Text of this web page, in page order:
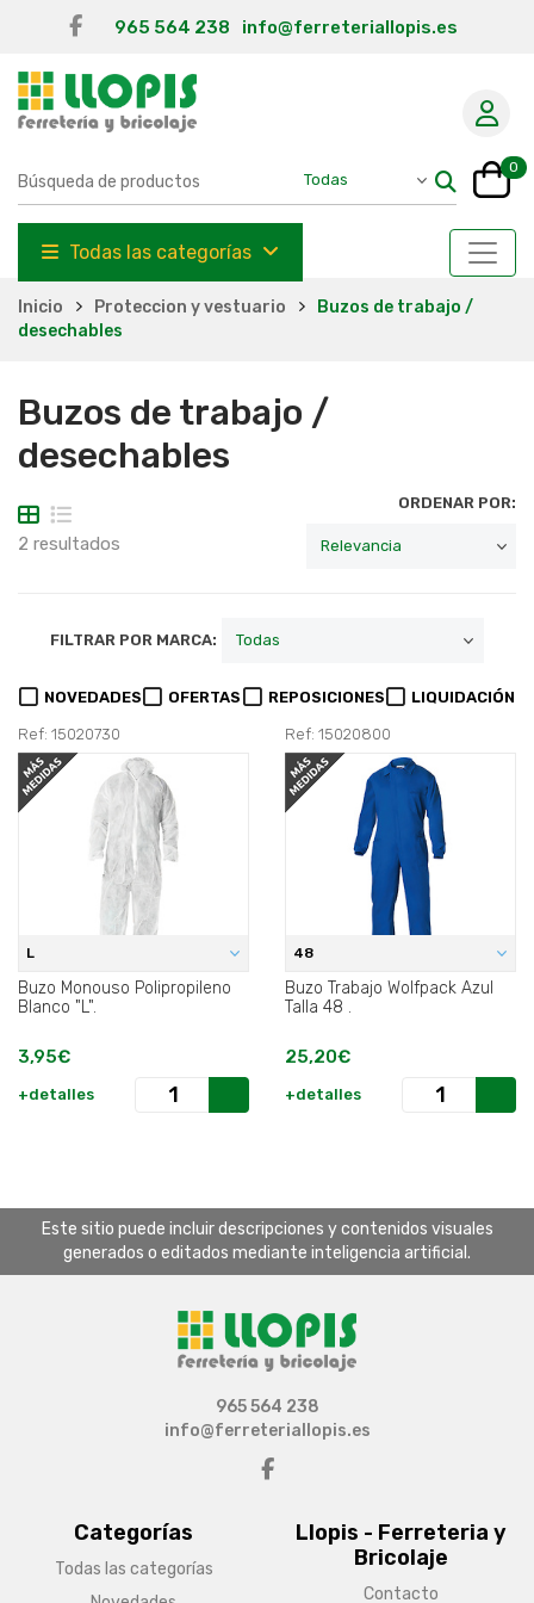
965 564 238 info@ferreteriallopis.es
0
Todas las categorías
Inicio Proteccion y vestuario
Buzos de trabajo /
desechables
Buzos de trabajo /
desechables
2 resultados
ORDENAR POR:
FILTRAR POR MARCA:
NOVEDADES OFERTAS REPOSICIONES LIQUIDACIÓN
Ref: 15020730
L
Buzo Monouso Polipropileno
Blanco "L".
3,95€
+detalles
Ref: 15020800
48
Buzo Trabajo Wolfpack Azul
Talla 48 .
25,20€
+detalles
Este sitio puede incluir descripciones y contenidos visuales
generados o editados mediante inteligencia artificial.
Categorías
Todas las categorías
Llopis - Ferreteria y
Bricolaje
Contacto
965 564 238
info@ferreteriallopis.es